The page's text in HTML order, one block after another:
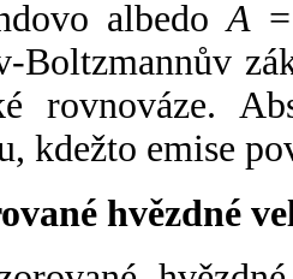
albedoA
Boltzmannův
rovnováze.
kdežto emise
hvězdné